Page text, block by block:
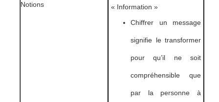
Notions
« Information »
Chiffrer un message
signifie le transformer
pour qu’il ne soit
compréhensible que
par la personne à